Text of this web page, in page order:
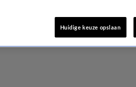
Huidige keuze opslaan